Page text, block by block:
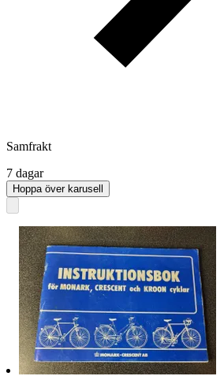
Samfrakt
7 dagar
Hoppa över karusell